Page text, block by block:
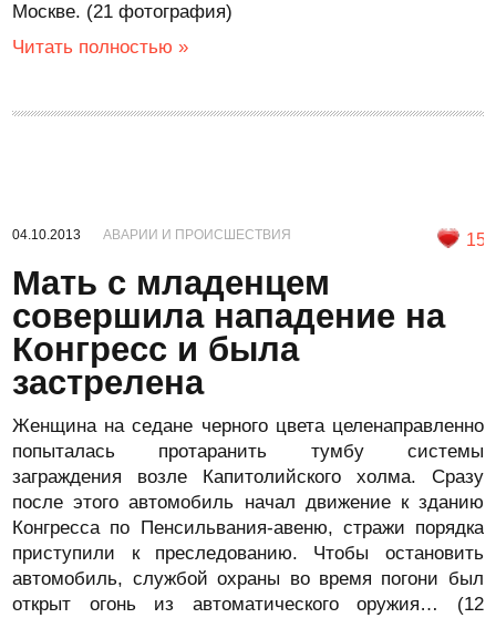
Москве. (21 фотография)
Читать полностью »
04.10.2013 АВАРИИ И ПРОИСШЕСТВИЯ 15
Мать с младенцем
совершила нападение на
Конгресс и была
застрелена
Женщина на седане черного цвета целенаправленно
попыталась протаранить тумбу системы
заграждения возле Капитолийского холма. Сразу
после этого автомобиль начал движение к зданию
Конгресса по Пенсильвания-авеню, стражи порядка
приступили к преследованию. Чтобы остановить
автомобиль, службой охраны во время погони был
открыт огонь из автоматического оружия… (12